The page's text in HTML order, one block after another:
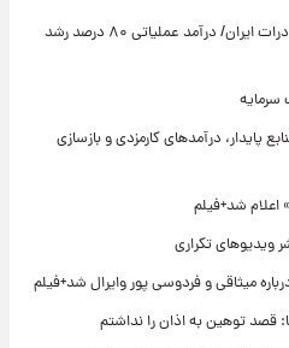
تغییر مثبت در عملکرد مالی بانک صادرات ایران/ درآمد عملیاتی ۸۰ درصد رشد
سرمایه
پایدار، درآمدهای کارمزدی و بازسازی
شد+فیلم
ویدیوهای تکراری
میثاقی و فردوسی پور وایرال شد+فیلم
توهین به اذان را نداشتم